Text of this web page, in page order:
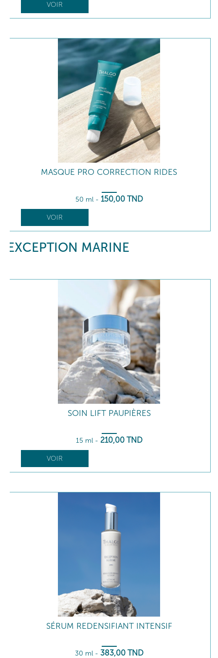
VOIR
MASQUE PRO CORRECTION RIDES
50 ml - 150,00 TND
VOIR
EXCEPTION MARINE
SOIN LIFT PAUPIÈRES
15 ml - 210,00 TND
VOIR
SÉRUM REDENSIFIANT INTENSIF
30 ml - 383,00 TND